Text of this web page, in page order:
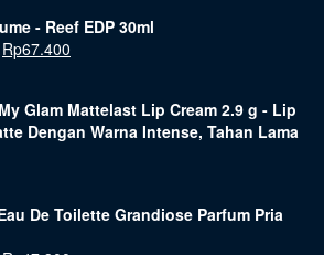
- Reef EDP 30ml
Rp67.400
Glam Mattelast Lip Cream 2.9 g - Lip
Dengan Warna Intense, Tahan Lama
De Toilette Grandiose Parfum Pria